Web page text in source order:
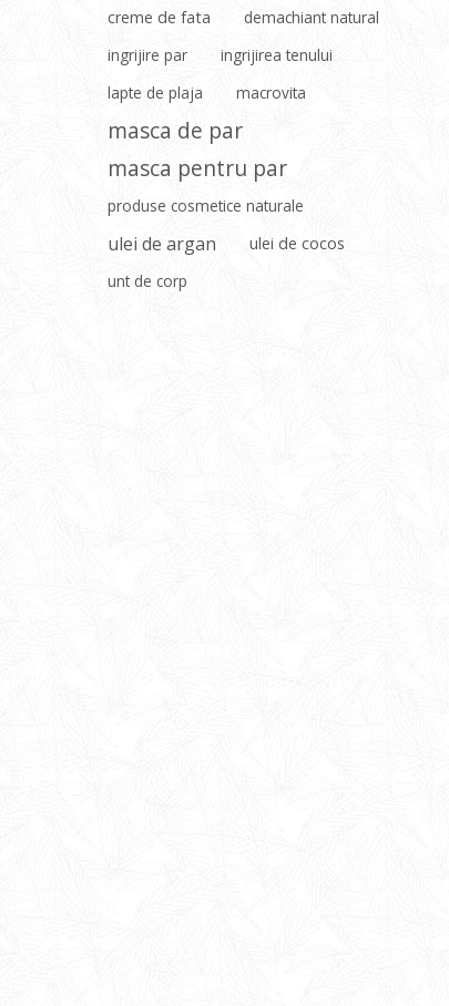
creme de fata
demachiant natural
ingrijire par
ingrijirea tenului
lapte de plaja
macrovita
masca de par
masca pentru par
produse cosmetice naturale
ulei de argan
ulei de cocos
unt de corp